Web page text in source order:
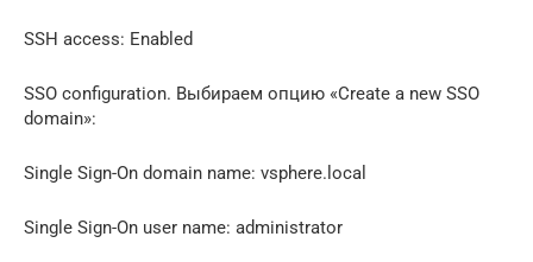
SSH access: Enabled
SSO configuration. Выбираем опцию «Create a new SSO
domain»:
Single Sign-On domain name: vsphere.local
Single Sign-On user name: administrator